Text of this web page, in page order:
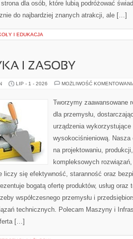
dla osób, które lubią podróżować
do najbardziej znanych atrakcji, ale […]
I EDUKACJA
I ZASOBY
LIP - 1 - 2026 MOŻLIWOŚĆ
Tworzymy zaawansowane
dla przemysłu,
urządzenia wykorzystujące
wysokociśnieniową. Nasza
na projektowaniu,
kompleksowych
liczy się efektywność, staranność oraz
bogatą ofertę produktów, usług oraz
współczesnego przemysłu i
technicznych. Polecam Maszyny i
[…]